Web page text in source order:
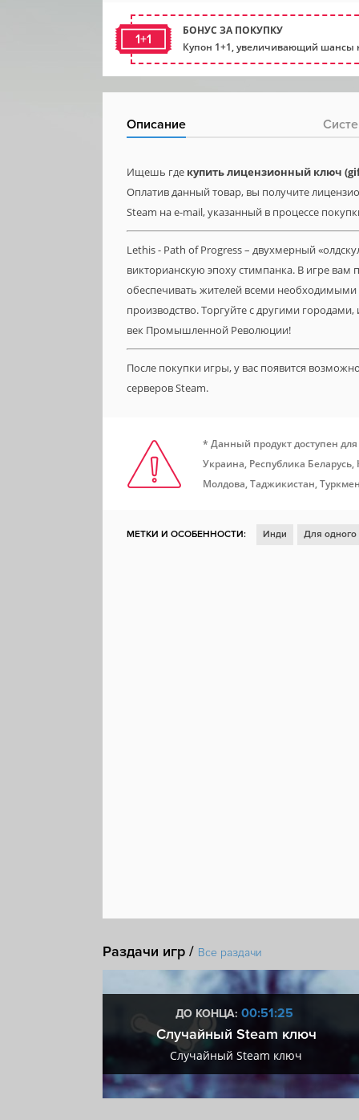
1+1
БОНУС ЗА ПОКУПКУ
Купон 1+1, увеличивающий шансы
Описание
Ищешь где купить лицензионный ключ
Оплатив данный товар, вы получите
Steam на e-mail, указанный в процессе
Lethis - Path of Progress – двухмерный
викторианскую эпоху стимпанка. В игре вам
обеспечивать жителей всеми
производство. Торгуйте с другими
век Промышленной Революции!
После покупки игры, у вас появится
серверов Steam.
* Данный продукт доступен
Украина, Республика
Молдова, Таджикистан,
МЕТКИ И ОСОБЕННОСТИ: Инди Для одного
Раздачи игр / Все раздачи
ДО КОНЦА: 00:51:25
Случайный Steam ключ
Случайный Steam ключ